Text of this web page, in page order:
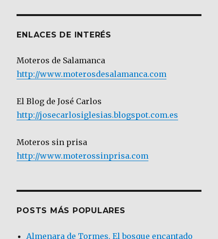
ENLACES DE INTERÉS
Moteros de Salamanca
http://www.moterosdesalamanca.com
El Blog de José Carlos
http://josecarlosiglesias.blogspot.com.es
Moteros sin prisa
http://www.moterossinprisa.com
POSTS MÁS POPULARES
Almenara de Tormes. El bosque encantado